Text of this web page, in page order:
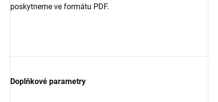
poskytneme ve formátu PDF.
Doplňkové parametry